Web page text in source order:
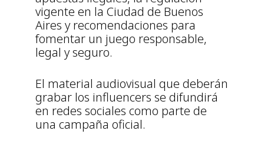
vigente en la Ciudad de Buenos
Aires y recomendaciones para
fomentar un juego responsable,
legal y seguro.
El material audiovisual que deberán
grabar los influencers se difundirá
en redes sociales como parte de
una campaña oficial.